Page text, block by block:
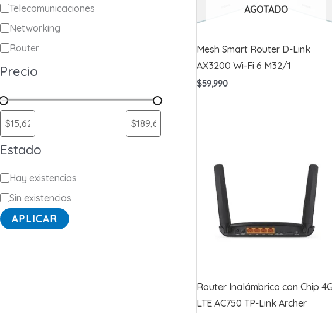
C
a
t
e
o
í
a
Telecomunicaciones
Networking
Router
Precio
Estado
E
s
t
Hay existencias
Sin existencias
APLICAR
AGOTADO
Mesh Smart Router D-Link
AX3200 Wi-Fi 6 M32/1
$59,990
Router Inalámbrico con Chip 4G
LTE AC750 TP-Link Archer